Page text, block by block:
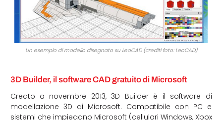
Un esempio di modello disegnato su LeoCAD (crediti foto: LeoCAD)
3D Builder, il software CAD gratuito di Microsoft
Creato a novembre 2013, 3D Builder è il software di
modellazione 3D di Microsoft. Compatibile con PC e
sistemi che impiegano Microsoft (cellulari Windows, Xbox